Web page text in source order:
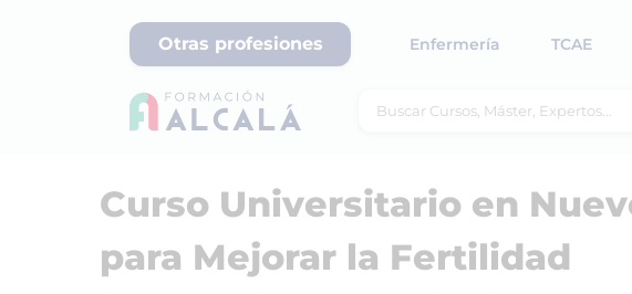
Otras profesiones Enfermería TCAE
Curso Universitario en
para Mejorar la Fertilidad